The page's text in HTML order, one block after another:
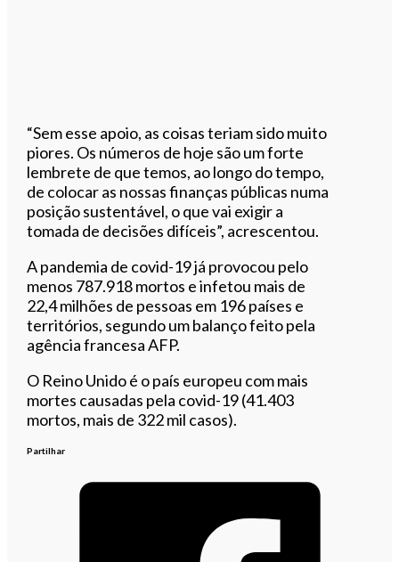
“Sem esse apoio, as coisas teriam sido muito
piores. Os números de hoje são um forte
lembrete de que temos, ao longo do tempo,
de colocar as nossas finanças públicas numa
posição sustentável, o que vai exigir a
tomada de decisões difíceis”, acrescentou.
A pandemia de covid-19 já provocou pelo
menos 787.918 mortos e infetou mais de
22,4 milhões de pessoas em 196 países e
territórios, segundo um balanço feito pela
agência francesa AFP.
O Reino Unido é o país europeu com mais
mortes causadas pela covid-19 (41.403
mortos, mais de 322 mil casos).
Partilhar